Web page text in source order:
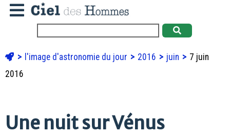
l'image d'astronomie du jour 2016 juin
7 juin
2016
Une nuit sur Vénus